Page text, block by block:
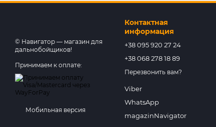
© Навигатор — магазин для
дальнобойщиков!
Принимаем к оплате:
Мобильная версия
Контактная
информация
+38 095 920 27 24
+38 068 278 18 89
Перезвонить вам?
Viber
WhatsApp
magazinNavigator